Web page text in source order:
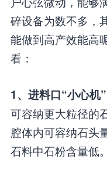
碎设备为数不多，
能做到高产效能高
看：
1、进料口“小心机”
可容纳更大粒径的
腔体内可容纳石头
石料中石粉含量低。